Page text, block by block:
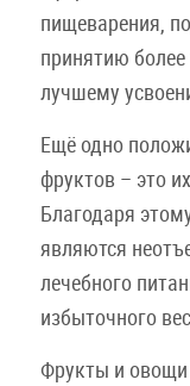
пищеварения,
принятию
лучшему
Ещё одно
фруктов – это
Благодаря
являются
лечебного
избыточного
Фрукты и овощи